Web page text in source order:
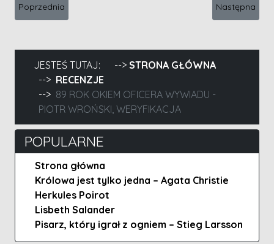
Poprzednia strona: Wiwisekcja mordercy - Przemysław
Poprzednia Następna
Następna
JESTEŚ TUTAJ:
STRONA GŁÓWNA
RECENZJE
89 ROK OKIEM OFICERA WYWIADU -
PIOTR WROŃSKI, WERYFIKACJA
POPULARNE
Strona główna
Królowa jest tylko jedna – Agata Christie
Herkules Poirot
Lisbeth Salander
Pisarz, który igrał z ogniem – Stieg Larsson